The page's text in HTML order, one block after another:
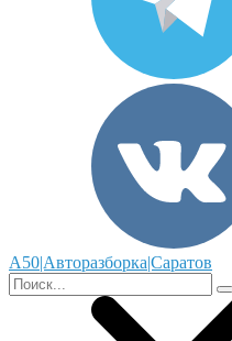
А50|Авторазборка|Саратов